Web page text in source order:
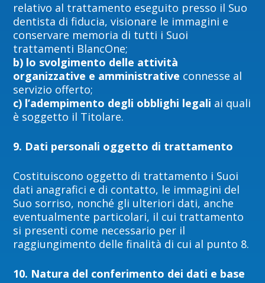
relativo al trattamento eseguito presso il Suo
dentista di fiducia, visionare le immagini e
conservare memoria di tutti i Suoi
trattamenti BlancOne;
b) lo svolgimento delle attività
organizzative e amministrative connesse al
servizio offerto;
c) l’adempimento degli obblighi legali ai quali
è soggetto il Titolare.
9. Dati personali oggetto di trattamento
Costituiscono oggetto di trattamento i Suoi
dati anagrafici e di contatto, le immagini del
Suo sorriso, nonché gli ulteriori dati, anche
eventualmente particolari, il cui trattamento
si presenti come necessario per il
raggiungimento delle finalità di cui al punto 8.
10. Natura del conferimento dei dati e base